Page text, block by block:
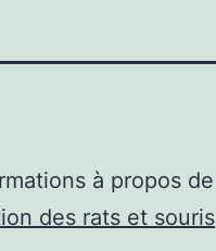
à propos de
des rats et souris